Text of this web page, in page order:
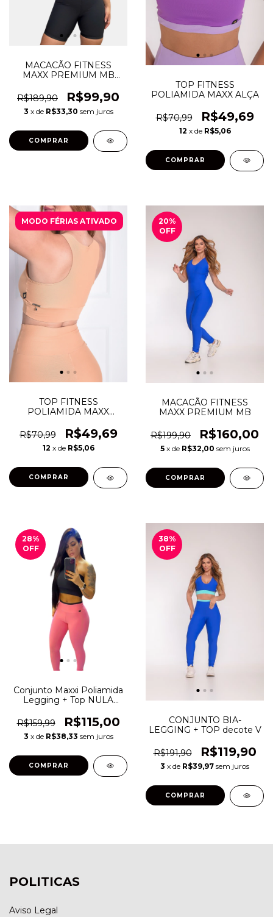
MACACÃO FITNESS
MAXX PREMIUM MB
R$189,90
R$99,90
3 x de R$33,30 sem juros
COMPRAR
TOP FITNESS
POLIAMIDA MAXX ALÇA
R$70,99 R$49,69
12 x de R$5,06
COMPRAR
MODO FÉRIAS ATIVADO
TOP FITNESS
POLIAMIDA MAXX
R$70,99
R$49,69
12 x de R$5,06
COMPRAR
20%
OFF
MACACÃO FITNESS
MAXX PREMIUM MB
R$199,90 R$160,00
5 x de R$32,00 sem juros
COMPRAR
28%
OFF
Conjunto Maxxi Poliamida
Legging + Top NULA
R$159,99
R$115,00
3 x de R$38,33 sem juros
COMPRAR
38%
OFF
CONJUNTO BIA-
LEGGING + TOP decote V
R$191,90 R$119,90
3 x de R$39,97 sem juros
COMPRAR
POLITICAS
Aviso Legal